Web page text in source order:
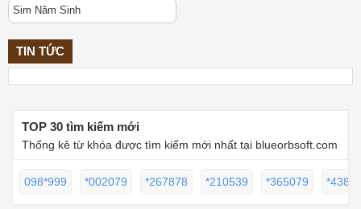
Sim Năm Sinh
TIN TỨC
TOP 30 tìm kiếm mới
Thống kê từ khóa được tìm kiếm mới nhất tại blueorbsoft.com
098*999 *002079 *267878 *210539 *365079